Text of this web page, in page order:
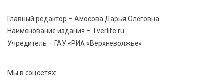
Спрос растёт: жители других регионов активнее
оформляют недвижимость в Тверской области
Главный редактор – Амосова Дарья Олеговна
Наименование издания – Tverlife.ru
Учредитель – ГАУ «РИА «Верхневолжье»
Мы в соцсетях: